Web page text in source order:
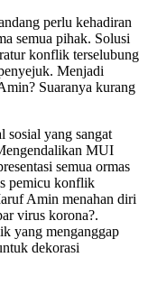
perlu kehadiran
semua pihak. Solusi
konflik terselubung
Menjadi
Suaranya kurang
sosial yang sangat
MUI
semua ormas
pemicu konflik
Amin menahan diri
virus korona?.
yang menganggap
dekorasi